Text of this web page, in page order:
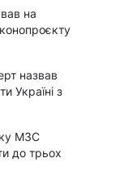
на
назвав
Україні з
МЗС
до трьох